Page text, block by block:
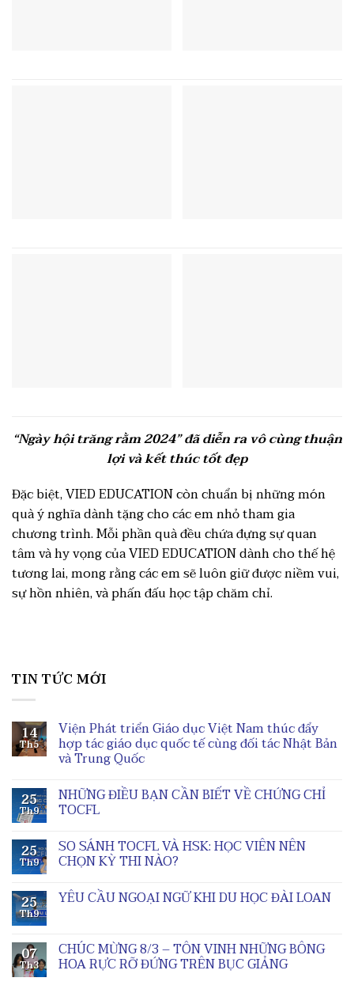
“Ngày hội trăng rằm 2024” đã diễn ra vô cùng thuận
lợi và kết thúc tốt đẹp
Đặc biệt, VIED EDUCATION còn chuẩn bị những món
quà ý nghĩa dành tặng cho các em nhỏ tham gia
chương trình. Mỗi phần quà đều chứa đựng sự quan
tâm và hy vọng của VIED EDUCATION dành cho thế hệ
tương lai, mong rằng các em sẽ luôn giữ được niềm vui,
sự hồn nhiên, và phấn đấu học tập chăm chỉ.
TIN TỨC MỚI
14
Th5
Viện Phát triển Giáo dục Việt Nam thúc đẩy
hợp tác giáo dục quốc tế cùng đối tác Nhật Bản
và Trung Quốc
25
Th9
NHỮNG ĐIỀU BẠN CẦN BIẾT VỀ CHỨNG CHỈ
TOCFL
25
Th9
SO SÁNH TOCFL VÀ HSK: HỌC VIÊN NÊN
CHỌN KỲ THI NÀO?
25
Th9
YÊU CẦU NGOẠI NGỮ KHI DU HỌC ĐÀI LOAN
07
Th3
CHÚC MỪNG 8/3 – TÔN VINH NHỮNG BÔNG
HOA RỰC RỠ ĐỨNG TRÊN BỤC GIẢNG